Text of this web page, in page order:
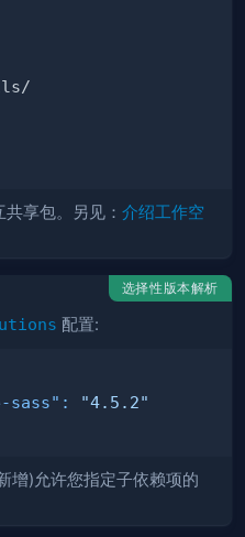
享包。另见： 介绍工作空
选择性版本解析
配置:
sass" :
"4.5.2"
增)允许您指定子依赖项的